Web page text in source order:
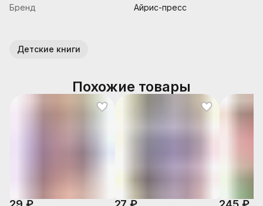
Бренд
Айрис-пресс
Детские книги
Похожие товары